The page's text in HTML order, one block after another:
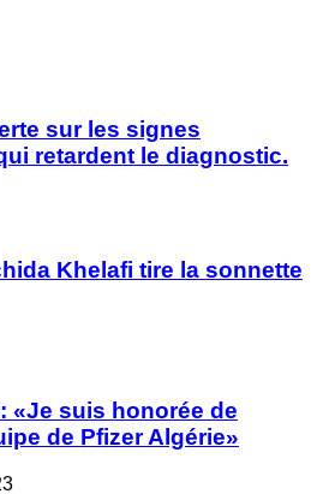
sur les signes
retardent le diagnostic.
Khelafi tire la sonnette
«Je suis honorée de
de Pfizer Algérie»